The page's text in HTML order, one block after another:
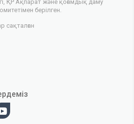
ҚР Ақпарат және қоғамдық даму
берілген.
сақталған